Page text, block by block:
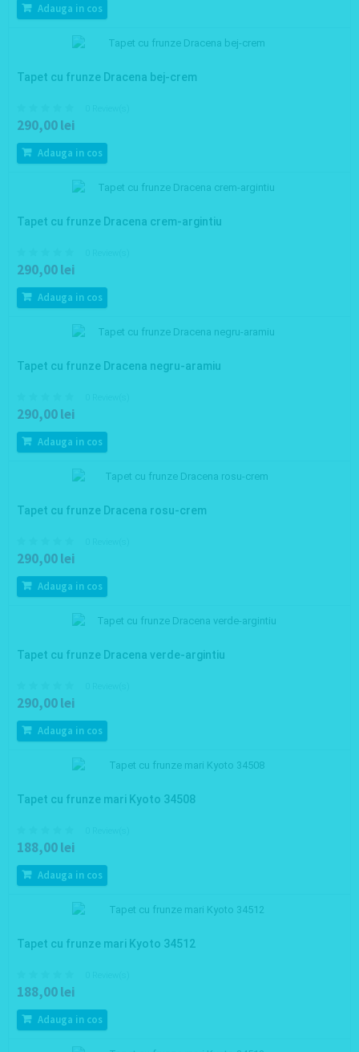
Adauga in cos
Tapet cu frunze Dracena bej-crem
290,00 lei
Adauga in cos
Tapet cu frunze Dracena crem-argintiu
290,00 lei
Adauga in cos
Tapet cu frunze Dracena negru-aramiu
290,00 lei
Adauga in cos
Tapet cu frunze Dracena rosu-crem
290,00 lei
Adauga in cos
Tapet cu frunze Dracena verde-argintiu
290,00 lei
Adauga in cos
Tapet cu frunze mari Kyoto 34508
188,00 lei
Adauga in cos
Tapet cu frunze mari Kyoto 34512
188,00 lei
Adauga in cos